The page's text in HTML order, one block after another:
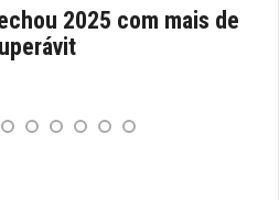
2025 com mais de